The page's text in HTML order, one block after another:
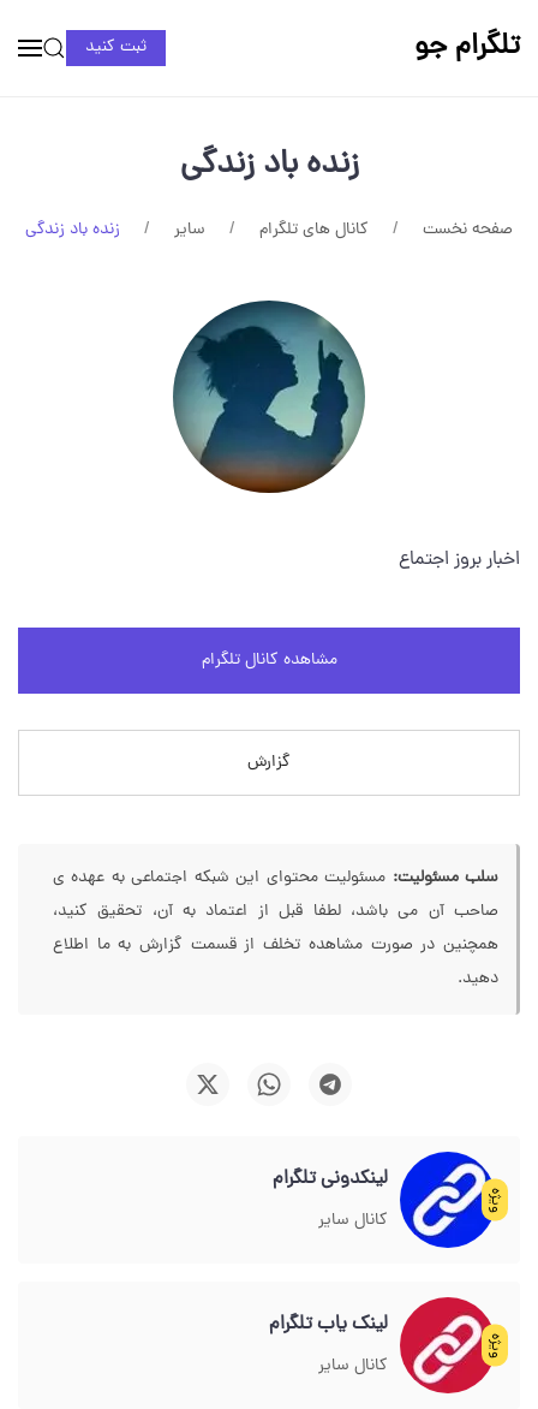
تلگرام جو ثبت کنید
زنده باد زندگی
صفحه نخست کانال های تلگرام سایر زنده باد زندگی
اخبار بروز اجتماع
مشاهده کانال تلگرام
گزارش
سلب مسئولیت: مسئولیت محتوای این شبکه اجتماعی به عهده ی
صاحب آن می باشد، لطفا قبل از اعتماد به آن، تحقیق کنید،
همچنین در صورت مشاهده تخلف از قسمت گزارش به ما اطلاع
دهید.
ویژه
لینکدونی تلگرام
کانال سایر
ویژه
لینک یاب تلگرام
کانال سایر